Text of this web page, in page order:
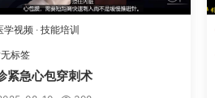
学视频· 技能培训
标签
紧急心包穿刺术